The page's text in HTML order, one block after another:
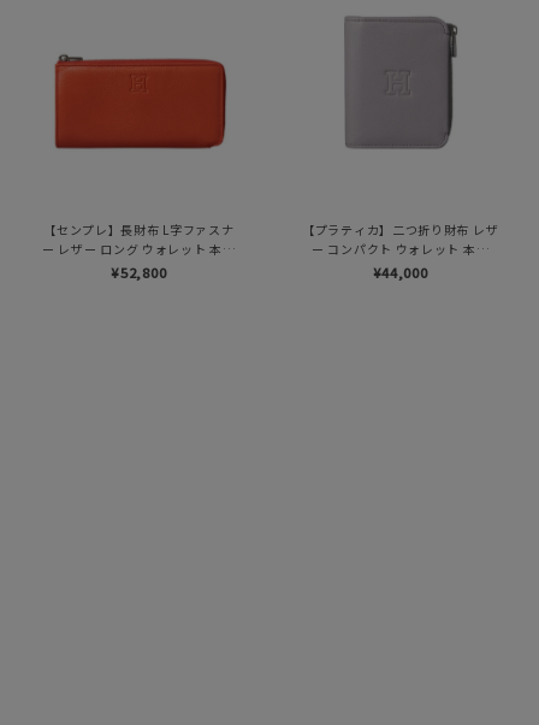
【センプレ】長財布 L字ファスナ
ー レザー ロング ウォレット 本革
（商品番号：P25-50501）
¥52,800
【プラティカ】二つ折り財布 レザ
ー コンパクト ウォレット 本革
（商品番号：P25-50805）
¥44,000